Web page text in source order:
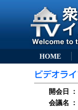
HOME
開会日 ：
会議名
：